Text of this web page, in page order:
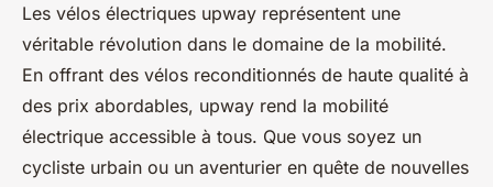
Les vélos électriques upway représentent une
véritable révolution dans le domaine de la mobilité.
En offrant des vélos reconditionnés de haute qualité à
des prix abordables, upway rend la mobilité
électrique accessible à tous. Que vous soyez un
cycliste urbain ou un aventurier en quête de nouvelles